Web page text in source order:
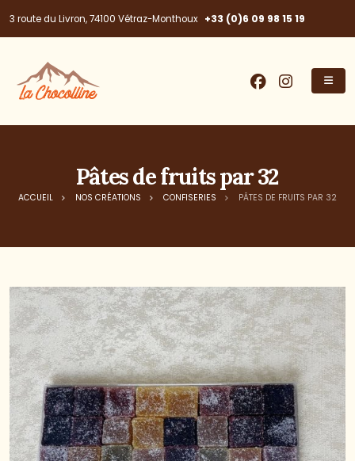
3 route du Livron, 74100 Vétraz-Monthoux +33 (0)6 09 98 15 19
Pâtes de fruits par 32
ACCUEIL NOS CRÉATIONS CONFISERIES PÂTES DE FRUITS PAR 32